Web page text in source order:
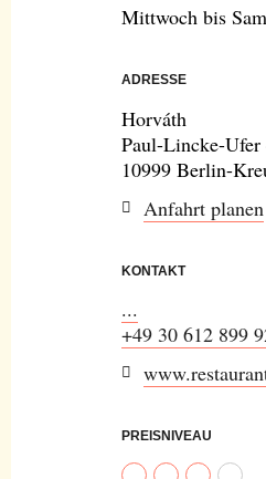
Mittwoch bis
ADRESSE
Horváth
Paul-Lincke-Ufer
10999 Berlin-
Anfahrt planen
KONTAKT
...
+49 30 612 899
PREISNIVEAU